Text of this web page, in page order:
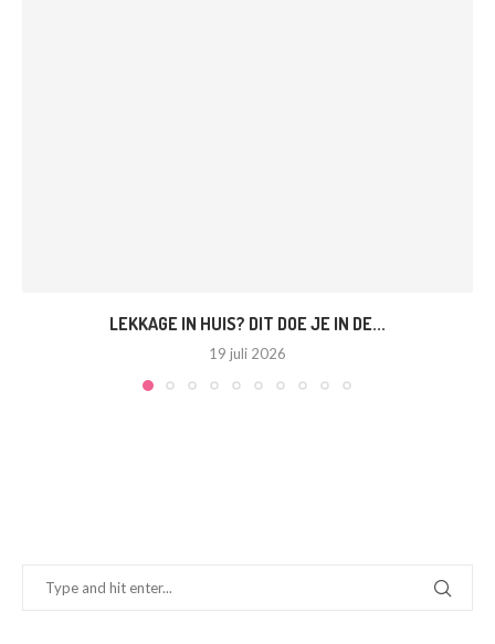
LEKKAGE IN HUIS? DIT DOE JE IN DE...
19 juli 2026